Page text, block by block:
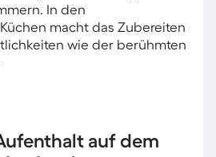
In den
macht das Zubereiten
wie der berühmten
auf dem